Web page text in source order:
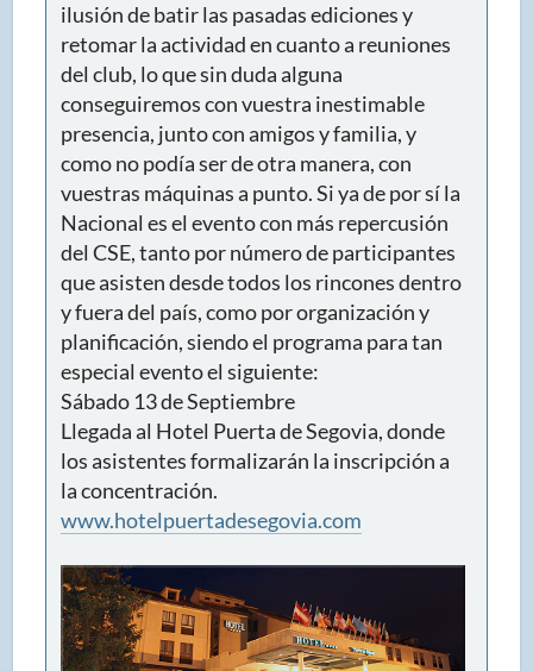
ilusión de batir las pasadas ediciones y
retomar la actividad en cuanto a reuniones
del club, lo que sin duda alguna
conseguiremos con vuestra inestimable
presencia, junto con amigos y familia, y
como no podía ser de otra manera, con
vuestras máquinas a punto. Si ya de por sí la
Nacional es el evento con más repercusión
del CSE, tanto por número de participantes
que asisten desde todos los rincones dentro
y fuera del país, como por organización y
planificación, siendo el programa para tan
especial evento el siguiente:
Sábado 13 de Septiembre
Llegada al Hotel Puerta de Segovia, donde
los asistentes formalizarán la inscripción a
la concentración.
www.hotelpuertadesegovia.com